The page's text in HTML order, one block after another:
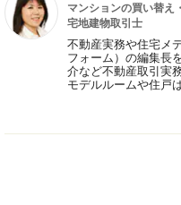
マンションの買い替え
宅地建物取引士
不動産実務や住宅メ
フォーム）の編集長
介など不動産取引実
モデルルームや住戸